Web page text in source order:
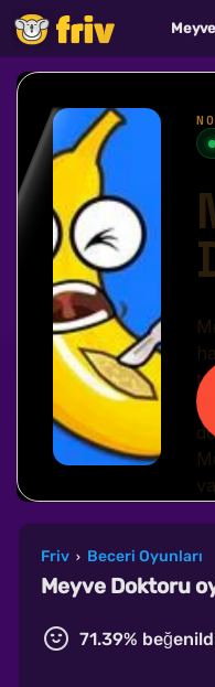
Friv › Beceri Oyunları
Meyve Doktoru
71.39%